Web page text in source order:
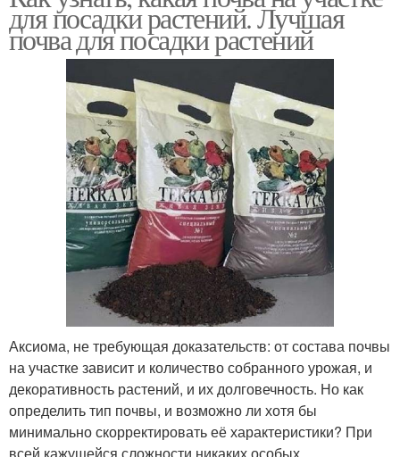
для посадки растений. Лучшая
почва для посадки растений
Аксиома, не требующая доказательств: от состава почвы
на участке зависит и количество собранного урожая, и
декоративность растений, и их долговечность. Но как
определить тип почвы, и возможно ли хотя бы
минимально скорректировать её характеристики? При